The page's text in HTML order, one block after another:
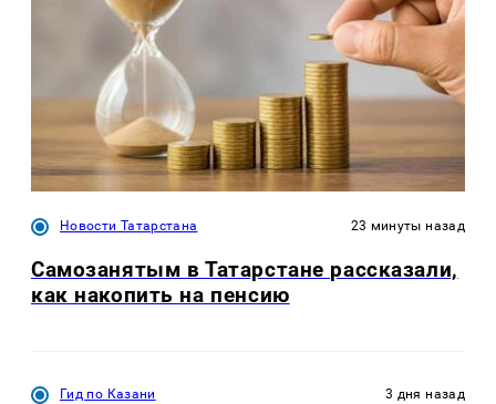
Новости Татарстана 23 минуты назад
Самозанятым в Татарстане рассказали,
как накопить на пенсию
Гид по Казани 3 дня назад